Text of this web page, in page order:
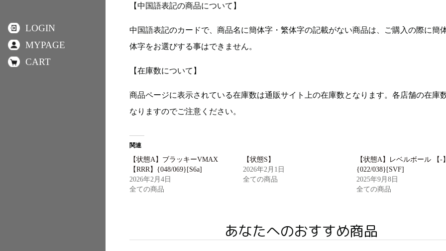
【中国語表記の商品について】
中国語表記のカードで、商品名に簡体字・繁体字の記載がない商品は、ご購入の際に簡
体字をお選びする事はできません。
【在庫数について】
商品ページに表示されている在庫数は通販サイト上の在庫数となります。各店舗の在庫
なりますのでご注意ください。
関連
【状態A】ブラッキーVMAX
【RRR】{048/069}[S6a]
2026年2月4日
全ての商品
【状態S】
2026年2月1日
全ての商品
【状態A】レベルボール 【-】
{022/038}[SVF]
2025年9月8日
全ての商品
あなたへのおすすめ商品
LOGIN
MYPAGE
CART